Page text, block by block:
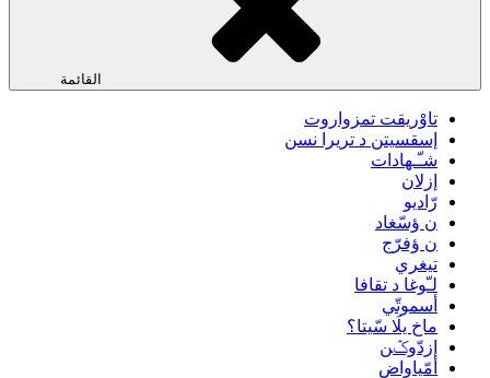
القائمة
تاوْريقت تمزواروت
إسقسيتن د تريرا نسن
شـّـهادات
إزلان
رّاديو
ن ؤسّغاد
ن ؤفرّج
تيغري
لـّوغا د تقافا
أسموتّي
ماخ يلَا سّيتا؟
إزدّوݣن
أمّياواض